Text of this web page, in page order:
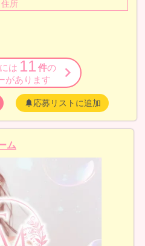
住所
は 11 件の
があります
応募リストに追加
ム